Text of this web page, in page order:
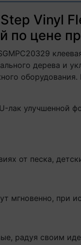
Vinyl
по цене
дерева и
лак
от песка,
мгновенно, при
радуя своим